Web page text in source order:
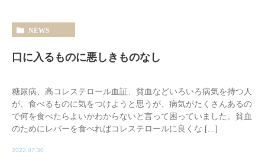
NEWS
口に入るものに悪しきものなし
糖尿病、高コレステロール血証、貧血などいろいろ病気を持つ人
が、食べるものに気をつけようと思うが、病気がたくさんあるの
で何を食べたらよいかわからないと言って困っていました。貧血
のためにレバーを食べればコレステロールに良くな […]
2022.07.30